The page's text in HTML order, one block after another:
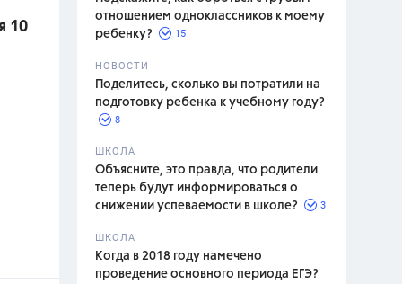
отношением одноклассников к моему
ребенку?
15
НОВОСТИ
Поделитесь, сколько вы потратили на
подготовку ребенка к учебному году?
8
ШКОЛА
Объясните, это правда, что родители
теперь будут информироваться о
снижении успеваемости в школе?
3
ШКОЛА
Когда в 2018 году намечено
проведение основного периода ЕГЭ?
10